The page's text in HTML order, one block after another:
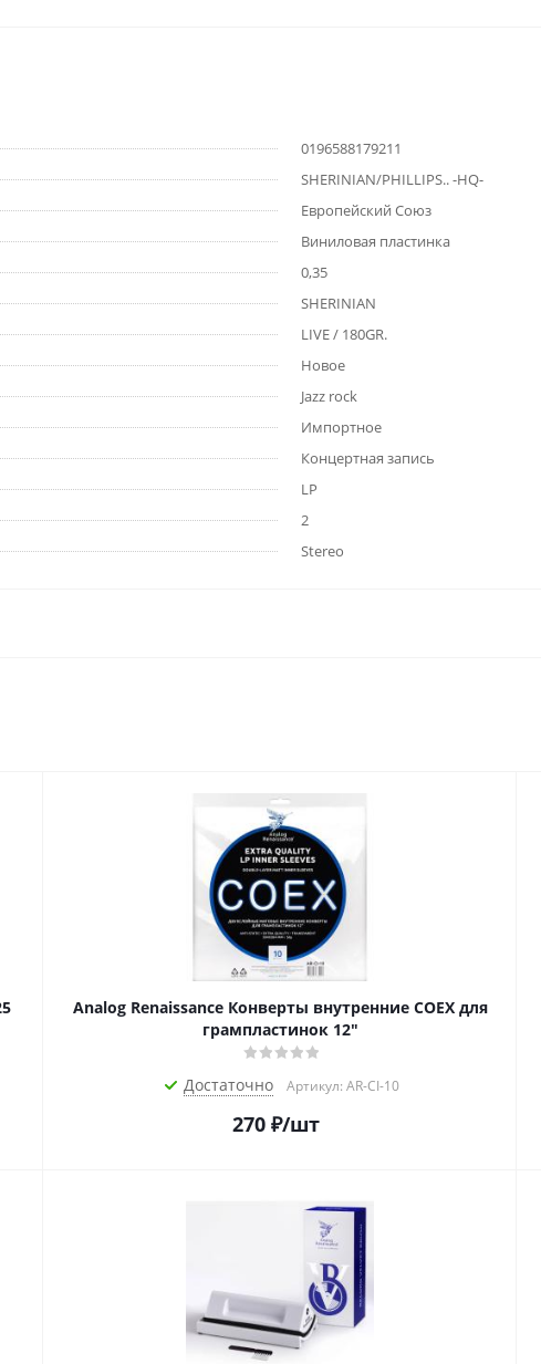
0196588179211
SHERINIAN/PHILLIPS.. -HQ-
Европейский Союз
Виниловая пластинка
0,35
SHERINIAN
LIVE / 180GR.
Новое
Jazz rock
Импортное
Концертная запись
LP
2
Stereo
Analog Renaissance Конверты внутренние COEX для
грампластинок 12"
Достаточно Артикул: AR-CI-10
270 ₽/шт